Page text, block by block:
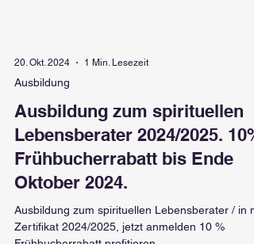
20. Okt. 2024
Ausbildung
Ausbildung zum spirituellen
Lebensberater 2024/2025. 10%
Frühbucherrabatt bis Ende
Oktober 2024.
Ausbildung zum spirituellen Lebensberater / in